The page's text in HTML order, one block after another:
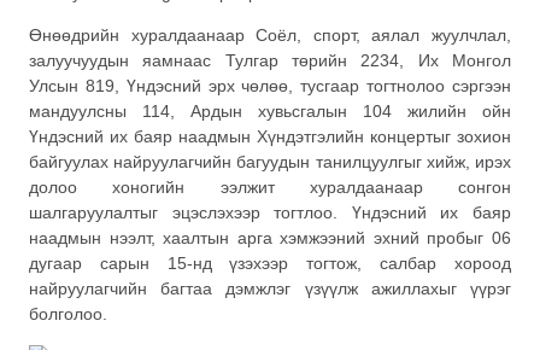
Өнөөдрийн хуралдаанаар Соёл, спорт, аялал жуулчлал,
залуучуудын яамнаас Тулгар төрийн 2234, Их Монгол
Улсын 819, Үндэсний эрх чөлөө, тусгаар тогтнолоо сэргээн
мандуулсны 114, Ардын хувьсгалын 104 жилийн ойн
Үндэсний их баяр наадмын Хүндэтгэлийн концертыг зохион
байгуулах найруулагчийн багуудын танилцуулгыг хийж, ирэх
долоо хоногийн ээлжит хуралдаанаар сонгон
шалгаруулалтыг эцэслэхээр тогтлоо. Үндэсний их баяр
наадмын нээлт, хаалтын арга хэмжээний эхний пробыг 06
дугаар сарын 15-нд үзэхээр тогтож, салбар хороод
найруулагчийн багтаа дэмжлэг үзүүлж ажиллахыг үүрэг
болголоо.